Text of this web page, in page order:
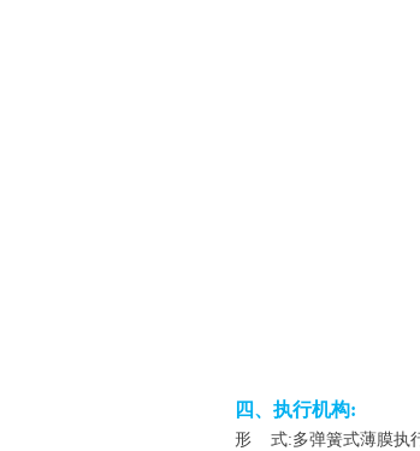
四、执行机构:
形 式:多弹簧式薄膜